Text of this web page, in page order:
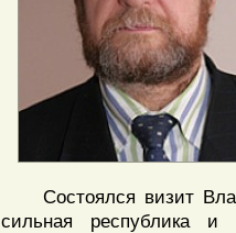
Состоялся визит
сильная республика